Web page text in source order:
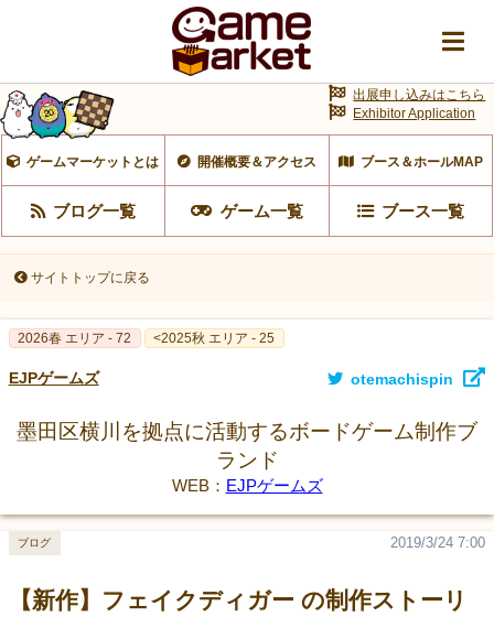
ゲームマーケットとは 開催概要＆アクセス ブース＆ホールMAP
ブログ一覧 ゲーム一覧 ブース一覧
出展申し込みはこちら
Exhibitor Application
サイトトップに戻る
2026春 エリア - 72 <2025秋 エリア - 25
EJPゲームズ otemachispin
墨田区横川を拠点に活動するボードゲーム制作ブ
ランド
WEB： EJPゲームズ
【新作】フェイクディガー の制作ストーリ
2019/3/24 7:00
ブログ